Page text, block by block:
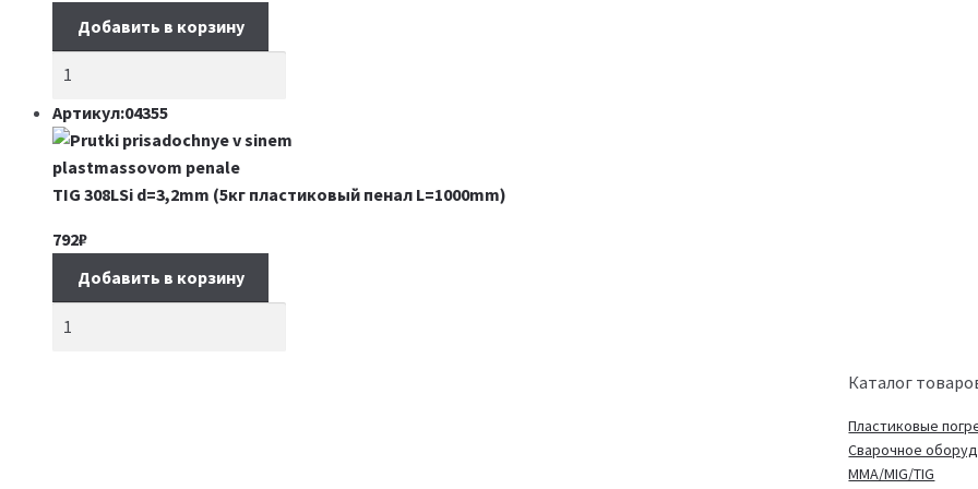
Добавить в корзину
Артикул:04355
TIG 308LSi d=3,2mm (5кг пластиковый пенал L=1000mm)
792₽
Добавить в корзину
Каталог
Пластиковые
Сварочное
MMA/MIG/TIG